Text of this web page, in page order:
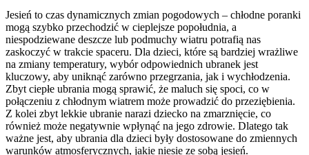
Jesień to czas dynamicznych zmian pogodowych – chłodne poranki
mogą szybko przechodzić w cieplejsze popołudnia, a
niespodziewane deszcze lub podmuchy wiatru potrafią nas
zaskoczyć w trakcie spaceru. Dla dzieci, które są bardziej wrażliwe
na zmiany temperatury, wybór odpowiednich ubranek jest
kluczowy, aby uniknąć zarówno przegrzania, jak i wychłodzenia.
Zbyt ciepłe ubrania mogą sprawić, że maluch się spoci, co w
połączeniu z chłodnym wiatrem może prowadzić do przeziębienia.
Z kolei zbyt lekkie ubranie narazi dziecko na zmarznięcie, co
również może negatywnie wpłynąć na jego zdrowie. Dlatego tak
ważne jest, aby ubrania dla dzieci były dostosowane do zmiennych
warunków atmosferycznych, jakie niesie ze sobą jesień.